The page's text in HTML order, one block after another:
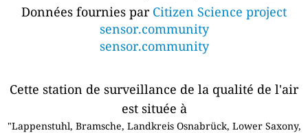
Données fournies par Citizen Science project
sensor.community
sensor.community
Cette station de surveillance de la qualité de l'air
est située à
"Lappenstuhl, Bramsche, Landkreis Osnabrück, Lower Saxony,